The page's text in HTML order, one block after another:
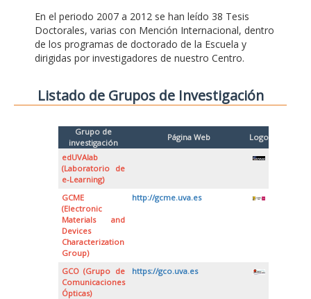
En el periodo 2007 a 2012 se han leído 38 Tesis
Doctorales, varias con Mención Internacional, dentro
de los programas de doctorado de la Escuela y
dirigidas por investigadores de nuestro Centro.
Listado de Grupos de Investigación
Grupo de
investigación
Página Web
Logo
edUVAlab
(Laboratorio de
e-Learning)
GCME
(Electronic
Materials and
Devices
Characterization
Group)
http://gcme.uva.es
GCO (Grupo de
Comunicaciones
Ópticas)
https://gco.uva.es